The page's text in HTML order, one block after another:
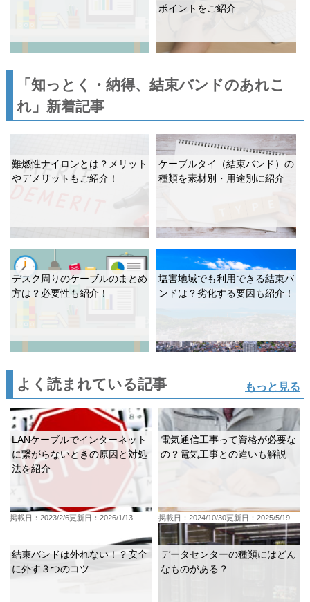
ポイントをご紹介
「知っとく・納得、結束バンドのあれこ
れ」新着記事
難燃性ナイロンとは？メリット
やデメリットもご紹介！
ケーブルタイ（結束バンド）の
種類を素材別・用途別に紹介
デスク周りのケーブルのまとめ
方は？必要性も紹介！
塩害地域でも利用できる結束バ
ンドは？劣化する要因も紹介！
よく読まれている記事 もっと見る
LANケーブルでインターネット
に繋がらないときの原因と対処
法を紹介
掲載日：2023/2/6更新日：2026/1/13
電気通信工事って資格が必要な
の？電気工事との違いも解説
掲載日：2024/10/30更新日：2025/5/19
結束バンドは外れない！？安全
に外す３つのコツ
データセンターの種類にはどん
なものがある？